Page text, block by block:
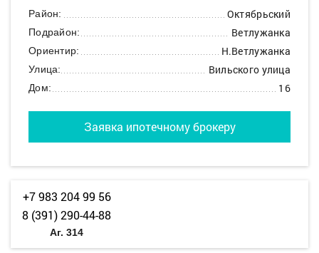
Район: Октябрьский
Подрайон: Ветлужанка
Ориентир: Н.Ветлужанка
Улица: Вильского улица
Дом: 16
Заявка ипотечному брокеру
+7 983 204 99 56
8 (391) 290-44-88
Аг. 314